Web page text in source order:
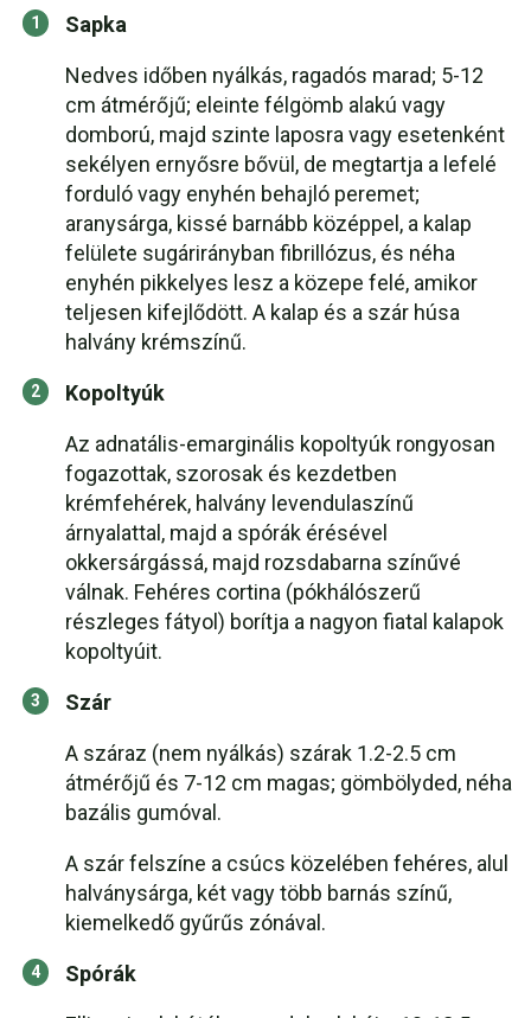
Sapka
Nedves időben nyálkás, ragadós marad; 5-12
cm átmérőjű; eleinte félgömb alakú vagy
domború, majd szinte laposra vagy esetenként
sekélyen ernyősre bővül, de megtartja a lefelé
forduló vagy enyhén behajló peremet;
aranysárga, kissé barnább középpel, a kalap
felülete sugárirányban fibrillózus, és néha
enyhén pikkelyes lesz a közepe felé, amikor
teljesen kifejlődött. A kalap és a szár húsa
halvány krémszínű.
Kopoltyúk
Az adnatális-emarginális kopoltyúk rongyosan
fogazottak, szorosak és kezdetben
krémfehérek, halvány levendulaszínű
árnyalattal, majd a spórák érésével
okkersárgássá, majd rozsdabarna színűvé
válnak. Fehéres cortina (pókhálószerű
részleges fátyol) borítja a nagyon fiatal kalapok
kopoltyúit.
Szár
A száraz (nem nyálkás) szárak 1.2-2.5 cm
átmérőjű és 7-12 cm magas; gömbölyded, néha
bazális gumóval.
A szár felszíne a csúcs közelében fehéres, alul
halványsárga, két vagy több barnás színű,
kiemelkedő gyűrűs zónával.
Spórák